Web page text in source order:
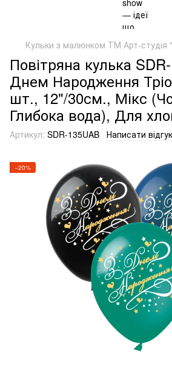
Кульки з малюнком ТМ Арт-студія
Повітряна кулька
Днем Народження
шт., 12"/30см., Мікс
Глибока вода), Для
Артикул: SDR-135UAB Написати відгук
−20%